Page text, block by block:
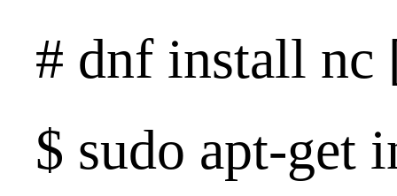
# dnf install nc
$ sudo apt-get